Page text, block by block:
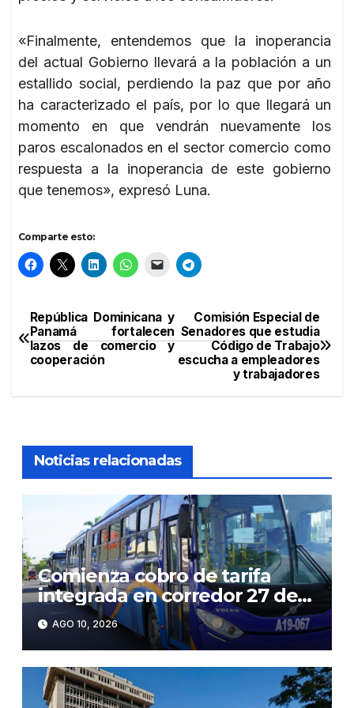
«Finalmente, entendemos que la inoperancia
del actual Gobierno llevará a la población a un
estallido social, perdiendo la paz que por año
ha caracterizado el país, por lo que llegará un
momento en que vendrán nuevamente los
paros escalonados en el sector comercio como
respuesta a la inoperancia de este gobierno
que tenemos», expresó Luna.
Comparte esto:
Navegación
de
Comisión Especial de
Senadores que estudia
Código de Trabajo
escucha a empleadores
y trabajadores
República Dominicana y
Panamá fortalecen
lazos de comercio y
cooperación
Noticias relacionadas
Comienza cobro de tarifa
integrada en corredor 27 de
Febrero: RD$35 desde el
lunes
AGO 10, 2026